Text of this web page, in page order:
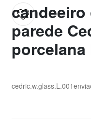
candeeiro
parede
porcelana
cedric.w.glass.L.001